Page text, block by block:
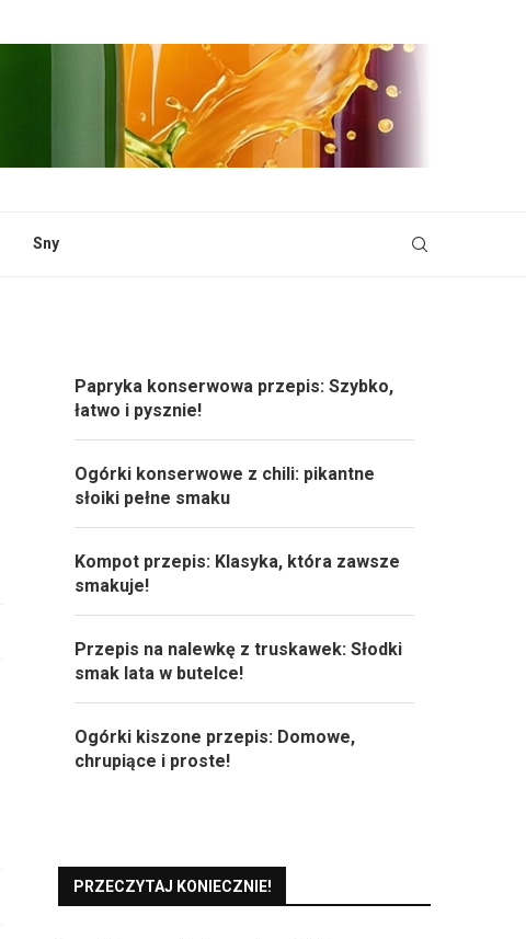
Sny
Papryka konserwowa przepis: Szybko,
łatwo i pysznie!
Ogórki konserwowe z chili: pikantne
słoiki pełne smaku
Kompot przepis: Klasyka, która zawsze
smakuje!
Przepis na nalewkę z truskawek: Słodki
smak lata w butelce!
Ogórki kiszone przepis: Domowe,
chrupiące i proste!
PRZECZYTAJ KONIECZNIE!